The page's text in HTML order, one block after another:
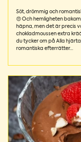
Söt, drömmig och
😍 Och hemligheten
häpna, men det är precis
chokladmoussen extra
du tycker om på Alla
romantiska efterrätter…